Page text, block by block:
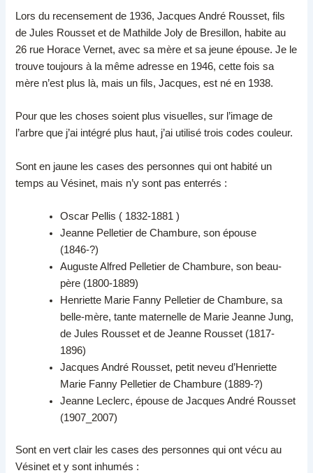
Lors du recensement de 1936, Jacques André Rousset, fils
de Jules Rousset et de Mathilde Joly de Bresillon, habite au
26 rue Horace Vernet, avec sa mère et sa jeune épouse. Je le
trouve toujours à la même adresse en 1946, cette fois sa
mère n’est plus là, mais un fils, Jacques, est né en 1938.
Pour que les choses soient plus visuelles, sur l’image de
l’arbre que j’ai intégré plus haut, j’ai utilisé trois codes couleur.
Sont en jaune les cases des personnes qui ont habité un
temps au Vésinet, mais n’y sont pas enterrés :
Oscar Pellis ( 1832-1881 )
Jeanne Pelletier de Chambure, son épouse
(1846-?)
Auguste Alfred Pelletier de Chambure, son beau-
père (1800-1889)
Henriette Marie Fanny Pelletier de Chambure, sa
belle-mère, tante maternelle de Marie Jeanne Jung,
de Jules Rousset et de Jeanne Rousset (1817-
1896)
Jacques André Rousset, petit neveu d’Henriette
Marie Fanny Pelletier de Chambure (1889-?)
Jeanne Leclerc, épouse de Jacques André Rousset
(1907_2007)
Sont en vert clair les cases des personnes qui ont vécu au
Vésinet et y sont inhumés :